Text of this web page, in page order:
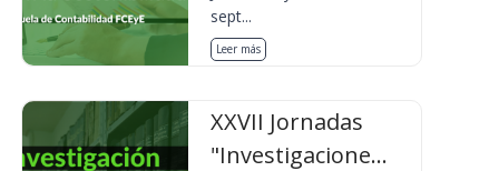
sept...
Leer más
XXVII Jornadas
"Investigacione...